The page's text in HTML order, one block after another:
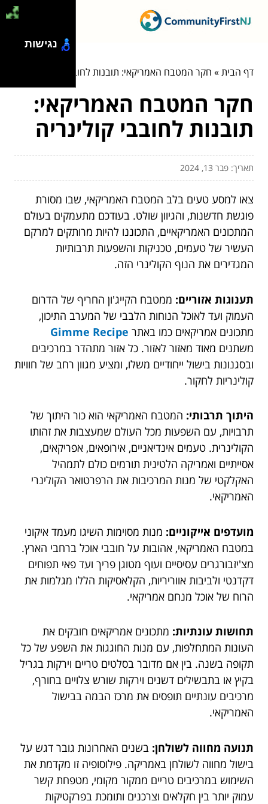
דף הבית» חקר המטבח האמריקאי: תובנות לחובבי קולינריה
חקר המטבח האמריקאי:
תובנות לחובבי קולינריה
תאריך: פבר 13, 2024
צאו למסע טעים בלב המטבח האמריקאי, שבו מסורת
פוגשת חדשנות, והגיוון שולט. בעודכם מתעמקים בעולם
המתכונים האמריקאיים, התכוננו להיות מרותקים למרקם
העשיר של טעמים, טכניקות והשפעות תרבותיות
המגדירים את הנוף הקולינרי הזה.
תענוגות אזוריים: ממטבח הקייג'ון החריף של הדרום
העמוק ועד לאוכל הנוחות הלבבי של המערב התיכון,
מתכונים אמריקאים כמו באתר Gimme Recipe
משתנים מאוד מאזור לאזור. כל אזור מתהדר במרכיבים
ובסגנונות בישול ייחודיים משלו, ומציע מגוון רחב של חוויות
קולינריות לחקור.
היתוך תרבותי: המטבח האמריקאי הוא כור היתוך של
תרבויות, עם השפעות מכל העולם שמעצבות את זהותו
הקולינרית. טעמים אינדיאניים, אירופאים, אפריקאים,
אסייתיים ואמריקה הלטינית תורמים כולם לתמהיל
האקלקטי של מנות המרכיבות את הרפרטואר הקולינרי
האמריקאי.
מועדפים אייקוניים: מנות מסוימות השיגו מעמד איקוני
במטבח האמריקאי, אהובות על חובבי אוכל ברחבי הארץ.
מצ'יזבורגרים עסיסיים ועוף מטוגן פריך ועד פאי תפוחים
דקדנטי ולביבות אווריריות, הקלאסיקות הללו מגלמות את
הרוח של אוכל מנחם אמריקאי.
תחושות עונתיות: מתכונים אמריקאים חובקים את
העונות המתחלפות, עם מנות החוגגות את השפע של כל
תקופה בשנה. בין אם מדובר בסלטים טריים וירקות בגריל
בקיץ או בתבשילים דשנים וירקות שורש צלויים בחורף,
מרכיבים עונתיים תופסים את מרכז הבמה בבישול
האמריקאי.
תנועה מחווה לשולחן: בשנים האחרונות גובר דגש על
בישול מחווה לשולחן באמריקה. פילוסופיה זו מקדמת את
השימוש במרכיבים טריים ממקור מקומי, מטפחת קשר
עמוק יותר בין חקלאים וצרכנים ותומכת בפרקטיקות
נגישות